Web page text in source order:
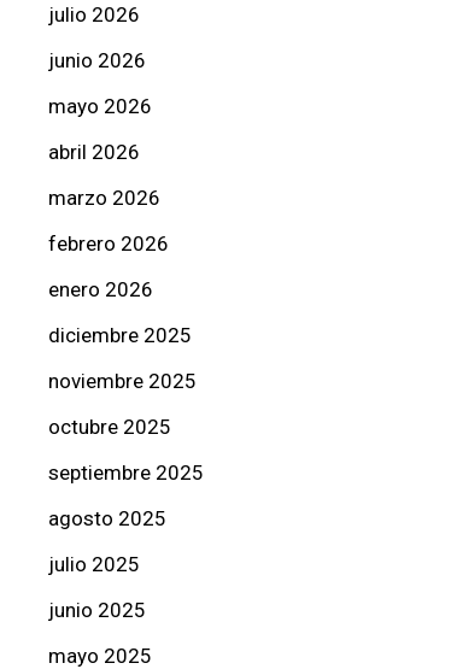
julio 2026
junio 2026
mayo 2026
abril 2026
marzo 2026
febrero 2026
enero 2026
diciembre 2025
noviembre 2025
octubre 2025
septiembre 2025
agosto 2025
julio 2025
junio 2025
mayo 2025